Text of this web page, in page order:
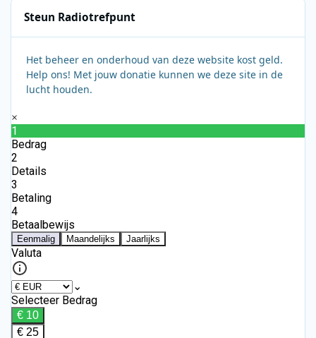
Steun Radiotrefpunt
Het beheer en onderhoud van deze website kost geld.
Help ons! Met jouw donatie kunnen we deze site in de
lucht houden.